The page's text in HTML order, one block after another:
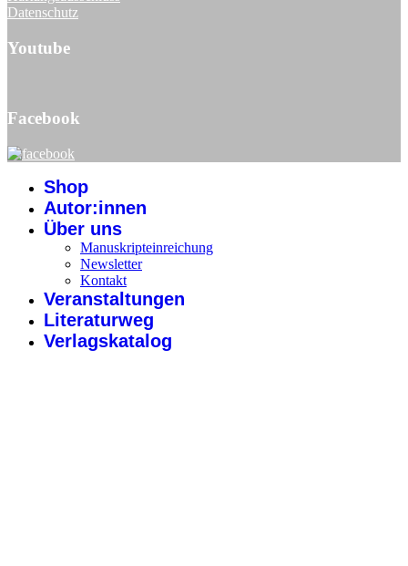
Datenschutz
Youtube
Facebook
Shop
Autor:innen
Über uns
Manuskripteinreichung
Newsletter
Kontakt
Veranstaltungen
Literaturweg
Verlagskatalog